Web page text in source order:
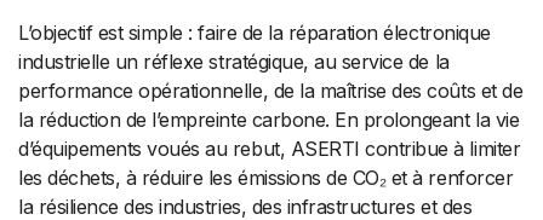
L’objectif est simple : faire de la réparation électronique
industrielle un réflexe stratégique, au service de la
performance opérationnelle, de la maîtrise des coûts et de
la réduction de l’empreinte carbone. En prolongeant la vie
d’équipements voués au rebut, ASERTI contribue à limiter
les déchets, à réduire les émissions de CO₂ et à renforcer
la résilience des industries, des infrastructures et des